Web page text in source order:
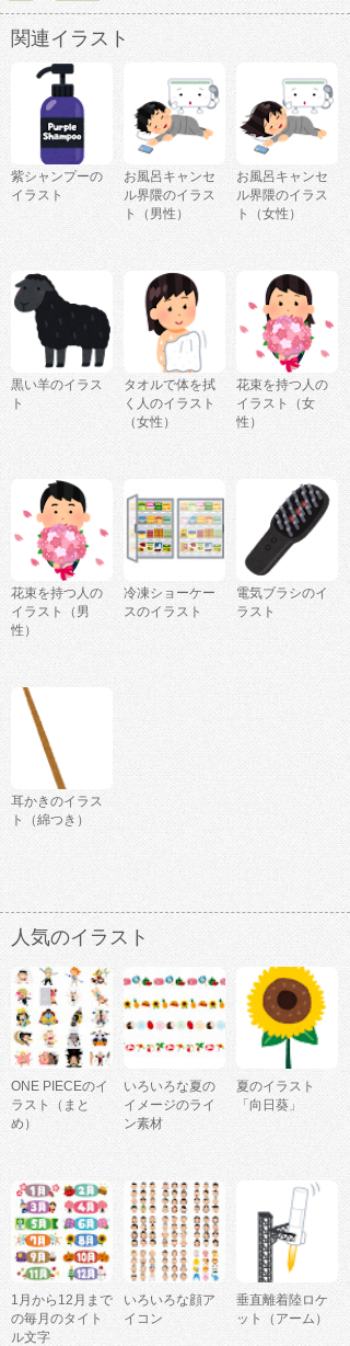
関連イラスト
紫シャンプーの
イラスト
お風呂キャンセ
ル界隈のイラス
ト（男性）
お風呂キャンセ
ル界隈のイラス
ト（女性）
黒い羊のイラス
ト
タオルで体を拭
く人のイラスト
（女性）
花束を持つ人の
イラスト（女
性）
花束を持つ人の
イラスト（男
性）
冷凍ショーケー
スのイラスト
電気ブラシのイ
ラスト
耳かきのイラス
ト（綿つき）
人気のイラスト
ONE PIECEのイ
ラスト（まと
め）
いろいろな夏の
イメージのライ
ン素材
夏のイラスト
「向日葵」
1月から12月まで
の毎月のタイト
ル文字
いろいろな顔ア
イコン
垂直離着陸ロケ
ット（アーム）